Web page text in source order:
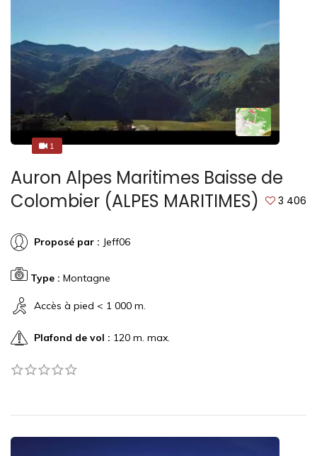
11
Auron Alpes Maritimes Baisse de
Colombier (ALPES MARITIMES)
3 406
Proposé par : Jeff06
Type : Montagne
Accès à pied < 1 000 m.
Plafond de vol : 120 m. max.